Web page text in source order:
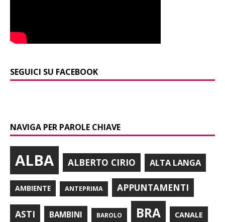
SEGUICI SU FACEBOOK
NAVIGA PER PAROLE CHIAVE
ALBA ALBERTO CIRIO ALTA LANGA
AMBIENTE ANTEPRIMA APPUNTAMENTI
ASTI BAMBINI BAROLO BRA CANALE